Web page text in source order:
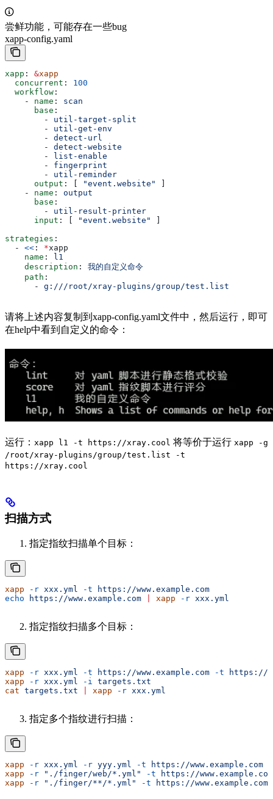
尝鲜功能，可能存在一些bug
xapp-config.yaml
xapp : &xapp
  concurrent
: 100
  workflow
:
    -
name : scan
      base
:
        -
util-target-split
        -
util-get-env
        -
detect-url
        -
detect-website
        -
list-enable
        -
fingerprint
        -
util-reminder
      output
: [ "event.website"
]
    -
name : output
      base
:
        -
util-result-printer
      input
: [ "event.website"
]
strategies :
  -
<< : *xapp
    name
: l1
    description
: 我的自定义命令
    path
:
      -
g:///root/xray-plugins/group/test.list
请将上述内容复制到xapp-config.yaml文件中，然后运行，即可
在help中看到自定义的命令：
运行： xapp l1 -t https://xray.cool 将等价于运行 xapp -g
/root/xray-plugins/group/test.list -t
https://xray.cool
扫描方式
指定指纹扫描单个目标：
xapp -r xxx.yml -t https://www.example.com
echo https://www.example.com xapp -r xxx.yml
指定指纹扫描多个目标：
xapp -r xxx.yml -t https://www.example.com -t https://
xapp -r xxx.yml -i targets.txt
cat targets.txt xapp -r xxx.yml
指定多个指纹进行扫描：
xapp -r xxx.yml -r yyy.yml -t https://www.example.com
xapp -r "./finger/web/*.yml" -t https://www.example.com
xapp -r "./finger/**/*.yml" -t https://www.example.com